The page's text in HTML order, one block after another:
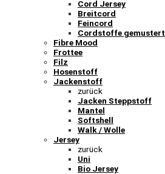
Cord Jersey
Breitcord
Feincord
Cordstoffe gemustert
Fibre Mood
Frottee
Filz
Hosenstoff
Jackenstoff
zurück
Jacken Steppstoff
Mantel
Softshell
Walk / Wolle
Jersey
zurück
Uni
Bio Jersey